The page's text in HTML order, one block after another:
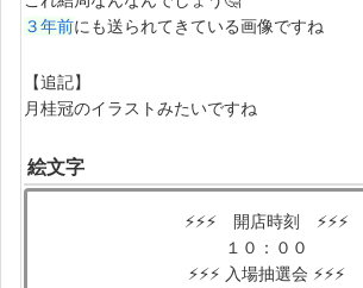
３年前にも送られてきている画像ですね
【追記】
月桂冠のイラストみたいですね
絵文字
⚡️⚡️⚡️ 開店時刻 ⚡️⚡️⚡️
１０：００
⚡️⚡️⚡️ 入場抽選会 ⚡️⚡️⚡️